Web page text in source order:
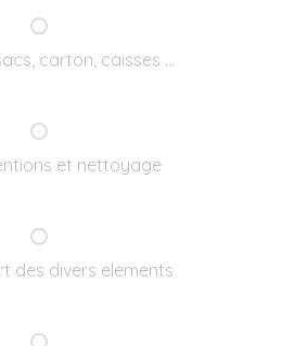
carton, caisses …
et nettoyage
des divers elements